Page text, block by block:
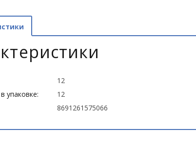
12
упаковке:
12
8691261575066